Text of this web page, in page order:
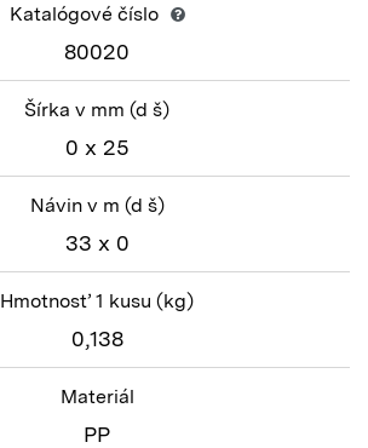
Katalógové číslo
80020
Šírka v mm (d š)
0 x 25
Návin v m (d š)
33 x 0
Hmotnosť 1 kusu (kg)
0,138
Materiál
PP